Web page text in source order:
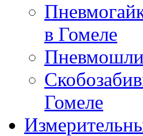
в Гомеле
Гомеле